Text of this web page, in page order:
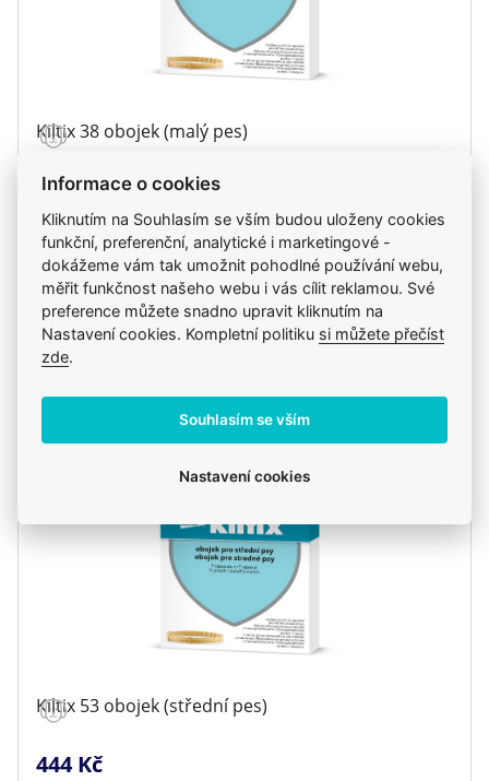
Kiltix 38 obojek (malý pes)
405 Kč
ks Do košíku
Skladem
pozítří u vás, dnes na klinice
Kiltix 53 obojek (střední pes)
444 Kč
Informace o cookies
Kliknutím na Souhlasím se vším budou uloženy cookies
funkční, preferenční, analytické i marketingové -
dokážeme vám tak umožnit pohodlné používání webu,
měřit funkčnost našeho webu i vás cílit reklamou. Své
preference můžete snadno upravit kliknutím na
Nastavení cookies. Kompletní politiku si můžete přečíst
zde.
Souhlasím se vším
Nastavení cookies